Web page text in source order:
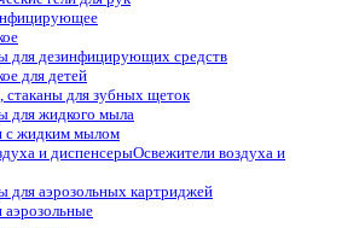
для дезинфицирующих средств
для детей
для зубных щеток
для жидкого мыла
с жидким мылом
Освежители воздуха и
для аэрозольных картриджей